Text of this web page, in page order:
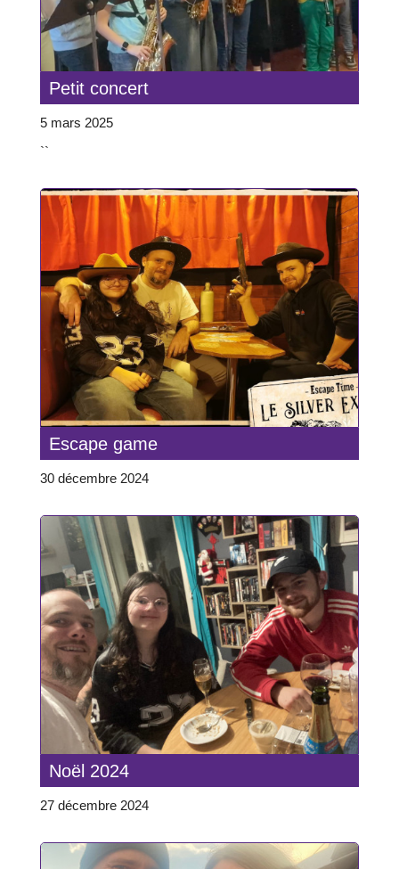
Petit concert
5 mars 2025
``
Escape game
30 décembre 2024
Noël 2024
27 décembre 2024